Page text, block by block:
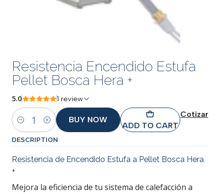
Resistencia Encendido Estufa
Pellet Bosca Hera +
5.0 1 review
Quantity ADD TO CART
BUY NOW
Cotizar
DESCRIPTION
Resistencia de Encendido Estufa a Pellet Bosca Hera
+
Mejora la eficiencia de tu sistema de calefacción a